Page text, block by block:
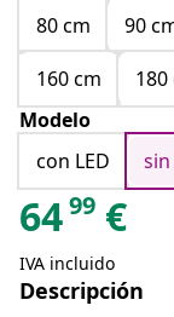
80 cm
90
160 cm
180
Modelo
con LED
sin
6499 €
IVA incluido
Descripción